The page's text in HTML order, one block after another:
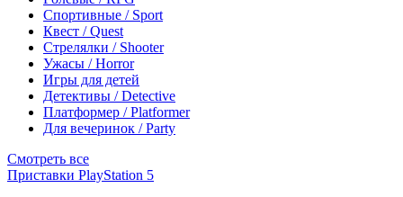
Спортивные / Sport
Квест / Quest
Стрелялки / Shooter
Ужасы / Horror
Игры для детей
Детективы / Detective
Платформер / Platformer
Для вечеринок / Party
Смотреть все
Приставки PlayStation 5